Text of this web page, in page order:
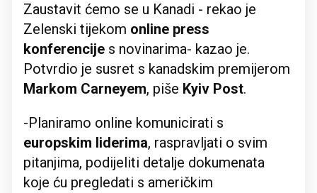
Zaustavit ćemo se u Kanadi - rekao je
Zelenski tijekom online press
konferencije s novinarima- kazao je.
Potvrdio je susret s kanadskim premijerom
Markom Carneyem, piše Kyiv Post.
-Planiramo online komunicirati s
europskim liderima, raspravljati o svim
pitanjima, podijeliti detalje dokumenata
koje ću pregledati s američkim